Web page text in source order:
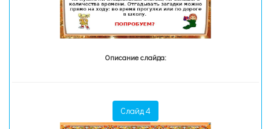
Описание слайда:
Слайд 4